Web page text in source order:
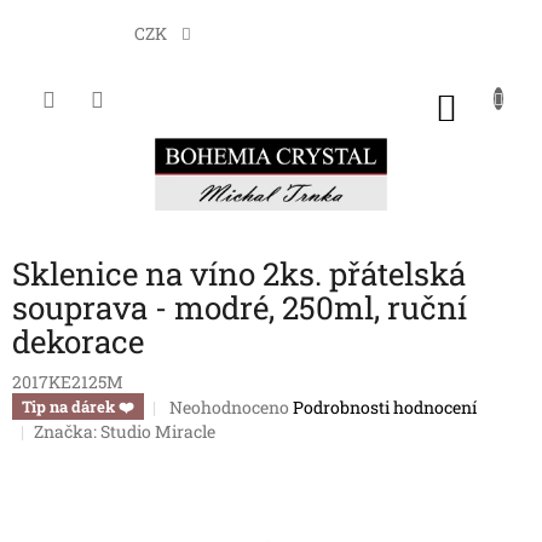
CZK
Sklenice na víno 2ks. přátelská
souprava - modré, 250ml, ruční
dekorace
2017KE2125M
Tip na dárek ❤️
Průměrné
hodnocení
Neohodnoceno Podrobnosti hodnocení
Značka:Studio Miracle